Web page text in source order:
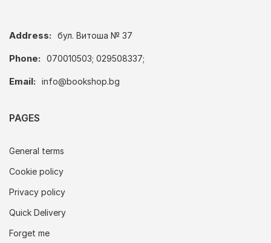
Address: бул. Витоша № 37
Phone: 070010503; 029508337;
Email: info@bookshop.bg
PAGES
General terms
Cookie policy
Privacy policy
Quick Delivery
Forget me